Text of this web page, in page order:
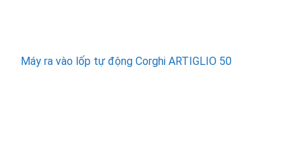
Máy ra vào lốp tự động Corghi ARTIGLIO 50